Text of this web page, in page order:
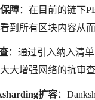
障：在目前的链下
到所有区块内容从而
：通过引入纳入清
大增强网络的抗审查
扩容：